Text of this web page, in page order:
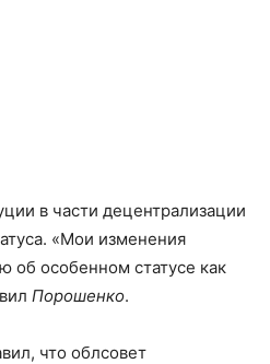
в части децентрализации
«Мои изменения
об особенном статусе как
Порошенко.
что облсовет